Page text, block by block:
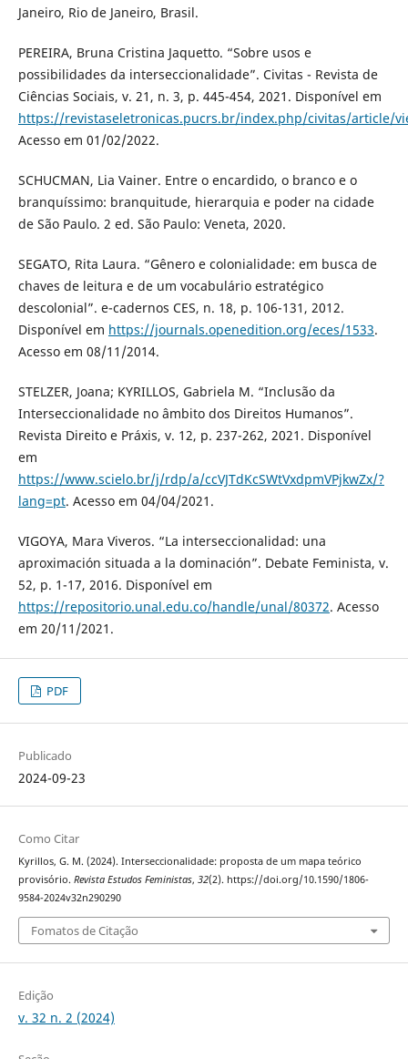
Janeiro, Rio de Janeiro, Brasil.
PEREIRA, Bruna Cristina Jaquetto. “Sobre usos e
possibilidades da interseccionalidade”. Civitas - Revista de
Ciências Sociais, v. 21, n. 3, p. 445-454, 2021. Disponível em
https://revistaseletronicas.pucrs.br/index.php/civitas/article/
Acesso em 01/02/2022.
SCHUCMAN, Lia Vainer. Entre o encardido, o branco e o
branquíssimo: branquitude, hierarquia e poder na cidade
de São Paulo. 2 ed. São Paulo: Veneta, 2020.
SEGATO, Rita Laura. “Gênero e colonialidade: em busca de
chaves de leitura e de um vocabulário estratégico
descolonial”. e-cadernos CES, n. 18, p. 106-131, 2012.
Disponível em https://journals.openedition.org/eces/1533.
Acesso em 08/11/2014.
STELZER, Joana; KYRILLOS, Gabriela M. “Inclusão da
Interseccionalidade no âmbito dos Direitos Humanos”.
Revista Direito e Práxis, v. 12, p. 237-262, 2021. Disponível
em
https://www.scielo.br/j/rdp/a/ccVJTdKcSWtVxdpmVPjkwZx/?
lang=pt. Acesso em 04/04/2021.
VIGOYA, Mara Viveros. “La interseccionalidad: una
aproximación situada a la dominación”. Debate Feminista, v.
52, p. 1-17, 2016. Disponível em
https://repositorio.unal.edu.co/handle/unal/80372. Acesso
em 20/11/2021.
PDF
Publicado
2024-09-23
Como Citar
Kyrillos, G. M. (2024). Interseccionalidade: proposta de um mapa teórico
provisório. Revista Estudos Feministas, 32(2). https://doi.org/10.1590/1806-
9584-2024v32n290290
Fomatos de Citação
Edição
v. 32 n. 2 (2024)